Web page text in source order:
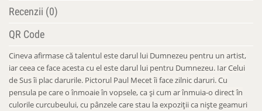
Recenzii (0)
QR Code
Cineva afirmase că talentul este darul lui Dumnezeu pentru un artist,
iar ceea ce face acesta cu el este darul lui pentru Dumnezeu. Iar Celui
de Sus îi plac darurile. Pictorul Paul Mecet îi face zilnic daruri. Cu
pensula pe care o înmoaie în vopsele, ca şi cum ar înmuia-o direct în
culorile curcubeului, cu pânzele care stau la expoziţii ca nişte geamuri